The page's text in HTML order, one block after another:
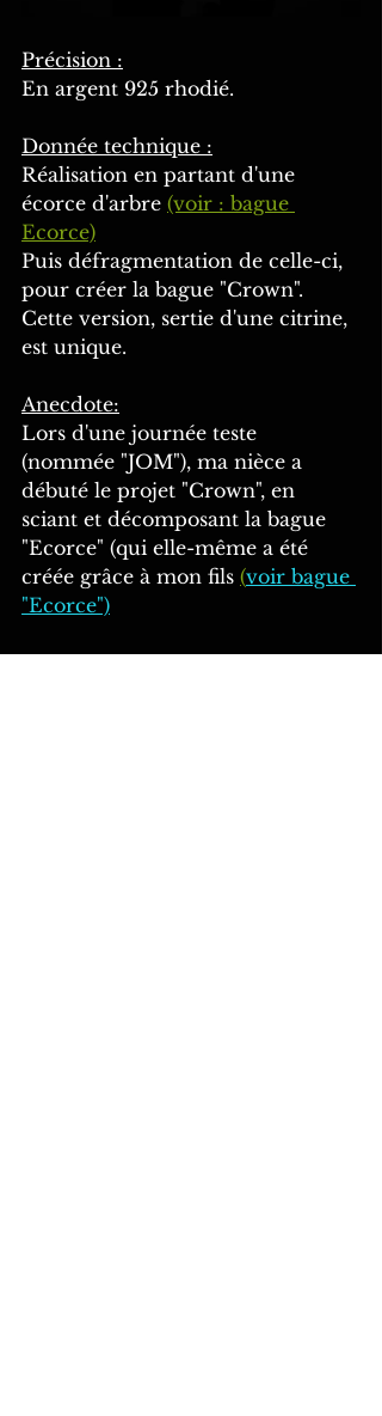
Précision :
En argent 925 rhodié.
Donnée technique :
Réalisation en partant d'une
écorce d'arbre (voir : bague
Ecorce)
Puis défragmentation de celle-ci,
pour créer la bague "Crown".
Cette version, sertie d'une citrine,
est unique.
Anecdote:
Lors d'une journée teste
(nommée "JOM"), ma nièce a
débuté le projet "Crown", en
sciant et décomposant la bague
"Ecorce" (qui elle-même a été
créée grâce à mon fils (voir bague
"Ecorce")